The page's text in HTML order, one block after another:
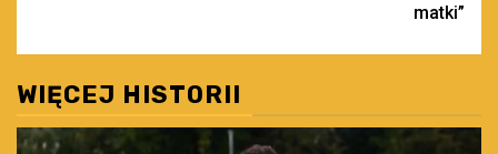
matki”
WIĘCEJ HISTORII